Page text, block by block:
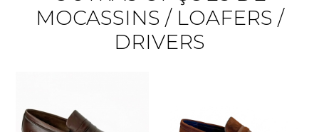
MOCASSINS / LOAFERS /
DRIVERS